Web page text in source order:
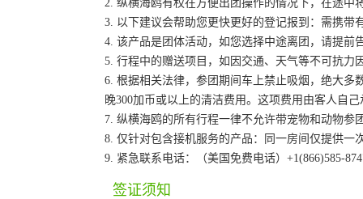
2. 纵横海鸥有权在方便出团操作的情况下，在途
3. 以下建议会帮助您更快更好的登记报到：需携
4. 该产品是团体活动，如您选择中途离团，请提
5. 行程中的赠送项目，如因交通、天气等不可抗
6. 根据相关法律，参团期间车上禁止吸烟，绝大
晚300加币或以上的清洁费用。这项费用由客人自
7. 纵横海鸥的所有行程一律不允许带宠物和动物参
8. 仅针对包含接机服务的产品：同一房间仅提供
9. 紧急联系电话：（美国免费电话）+1(866)585-
签证须知